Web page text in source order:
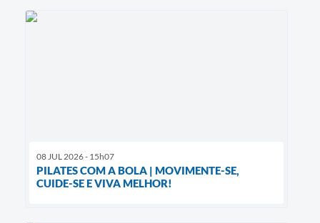
08 JUL 2026 - 15h07
PILATES COM A BOLA | MOVIMENTE-SE,
CUIDE-SE E VIVA MELHOR!